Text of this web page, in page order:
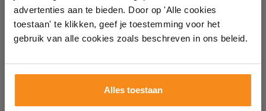
advertenties aan te bieden. Door op 'Alle cookies
toestaan' te klikken, geef je toestemming voor het
gebruik van alle cookies zoals beschreven in ons beleid.
Alles toestaan
#mijndroombadkamer
badkamer op Instagram met #mijndroombadkamer
en tag @megadumpnl. Samen bouwen we een
inspirerende omgeving vol met unieke
badkamerstijlen. Doe je mee?
badkameropstellingen – van compact tot luxe. Onze
ervaren adviseurs helpen je persoonlijk, en je vindt
tegels & sanitair direct uit voorraad. Gratis parkeren
op eigen terrein.
Kom langs en ervaar zelf het verschil!